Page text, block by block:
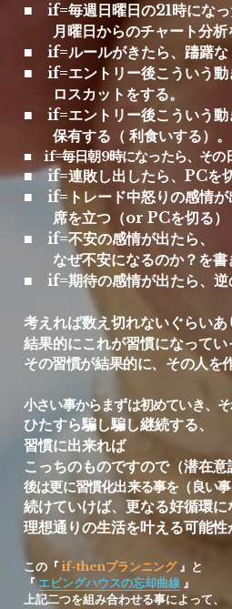
■　if=毎週日曜日の21時になっ
月曜日からのチャート分析
■　if=ルールがきたら、躊躇な
■　if=エントリー後こういう動
ロスカットをする。
■　if=エントリー後こういう動
保有する（ 利食いする）。
■　if=毎日朝9時になったら、その
■　if=連敗し出したら、PCを切
■　if=トレード中怒りの感情が
席を立つ（or PCを切る）
■　if=不安の感情が出たら、
なぜ不安になるのか？を書
■　if=期待の感情が出たら、逆
考えれば数え切れないぐらいあ
結果的にこれが習慣になって
その習慣が結果的に、その人を
小さい事からまずは初めていき、
ひたすら騙し騙し継続する、
習慣に出来れば
こっちのものですので（潜在意
後は更に習慣化出来る事を（良い事
続けていけば、更なる好循環に
理想通りの生活を叶える可能性
この『 if-thenプランニング 』と
『 エビングハウスの忘却曲線 』
上記二つを組み合わせる事によって、